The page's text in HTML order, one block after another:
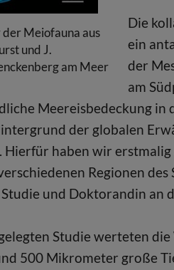
Meiofauna aus
und J.
am Meer
Die
ein
der
am
Meereisbedeckung
der globalen
Hierfür haben wir
Regionen
und Doktorandin an
Studie werteten
500 Mikrometer große